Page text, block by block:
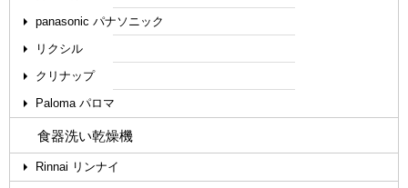
panasonic パナソニック
リクシル
クリナップ
Paloma パロマ
食器洗い乾燥機
Rinnai リンナイ